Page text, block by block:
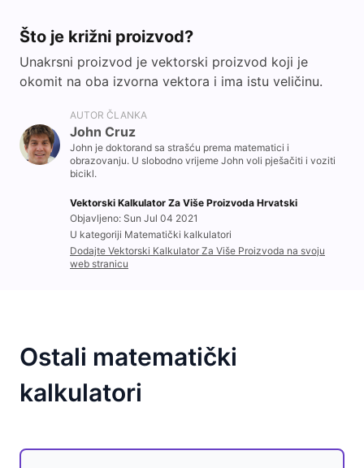
Što je križni proizvod?
Unakrsni proizvod je vektorski proizvod koji je
okomit na oba izvorna vektora i ima istu veličinu.
AUTOR ČLANKA
John Cruz
John je doktorand sa strašću prema matematici i
obrazovanju. U slobodno vrijeme John voli pješačiti i voziti
bicikl.
Vektorski Kalkulator Za Više Proizvoda Hrvatski
Objavljeno: Sun Jul 04 2021
U kategoriji Matematički kalkulatori
Dodajte Vektorski Kalkulator Za Više Proizvoda na svoju
web stranicu
Ostali matematički
kalkulatori